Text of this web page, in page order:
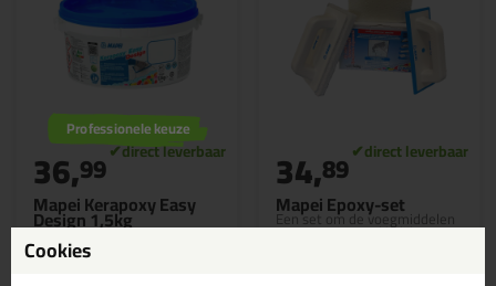
Mapei Kerapoxy Easy
Design 1,5kg
Een gemakkelijk aan te
brengen epoxy voegmiddel in
een handige kleine verpakking
Professionele keuze
36,99
Mapei Epoxy-set
Een set om de voegmiddelen
van Mapei gemakkelijk aan te
34,89
Cookies